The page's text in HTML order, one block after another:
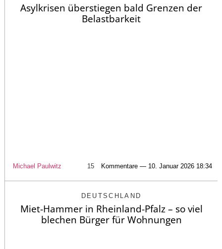
Asylkrisen überstiegen bald Grenzen der
Belastbarkeit
Michael Paulwitz 15 Kommentare — 10. Januar 2026 18:34
DEUTSCHLAND
Miet-Hammer in Rheinland-Pfalz – so viel
blechen Bürger für Wohnungen